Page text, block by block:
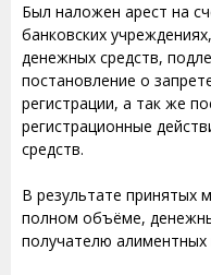
Был наложен арест на
банковских
денежных средств,
постановление о
регистрации, а так же
регистрационные
средств.
В результате принятых
полном объёме,
получателю алиментных